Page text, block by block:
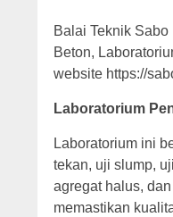
Balai Teknik
Beton,
website https://
Laboratorium
Laboratorium ini
tekan, uji slump,
agregat halus,
memastikan